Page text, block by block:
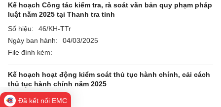
Kế hoạch Công tác kiểm tra, rà soát văn bản quy phạm pháp
luật năm 2025 tại Thanh tra tỉnh
Số hiệu:
46/KH-TTr
Ngày ban hành:
04/03/2025
File đính kèm:
Kế hoạch hoạt động kiểm soát thủ tục hành chính, cải cách
thủ tục hành chính năm 2025
Số hiệu:
45/KH-TTr
Đã kết nối EMC